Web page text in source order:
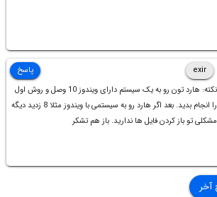
exir
نکته: هارد تون رو به یک سیستم دارای ویندوز 10 وصل و روش اول
را انجام بدید. بعد اگر هارد رو به سیستمی با ویندوز مثلا 8 زدید دیگه
مشکلی تو باز کردن فایل ها ندارید. باز هم تشکر
پاسخ